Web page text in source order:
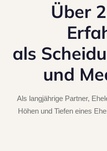
Über
als
und
Als langjährige Partner,
Höhen und Tiefen eines